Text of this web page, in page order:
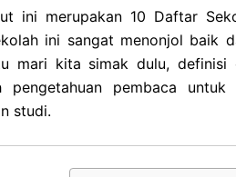
ini merupakan 10 Daftar
ini sangat menonjol baik
mari kita simak dulu,
pengetahuan pembaca
studi.